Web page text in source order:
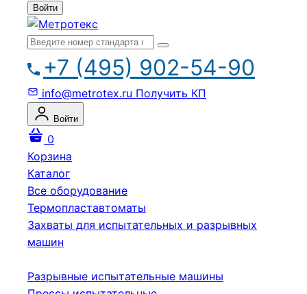
Войти
+7 (495) 902-54-90
info@metrotex.ru Получить КП
Войти
0
Корзина
Каталог
Все оборудование
Термопластавтоматы
Захваты для испытательных и разрывных
машин
Разрывные испытательные машины